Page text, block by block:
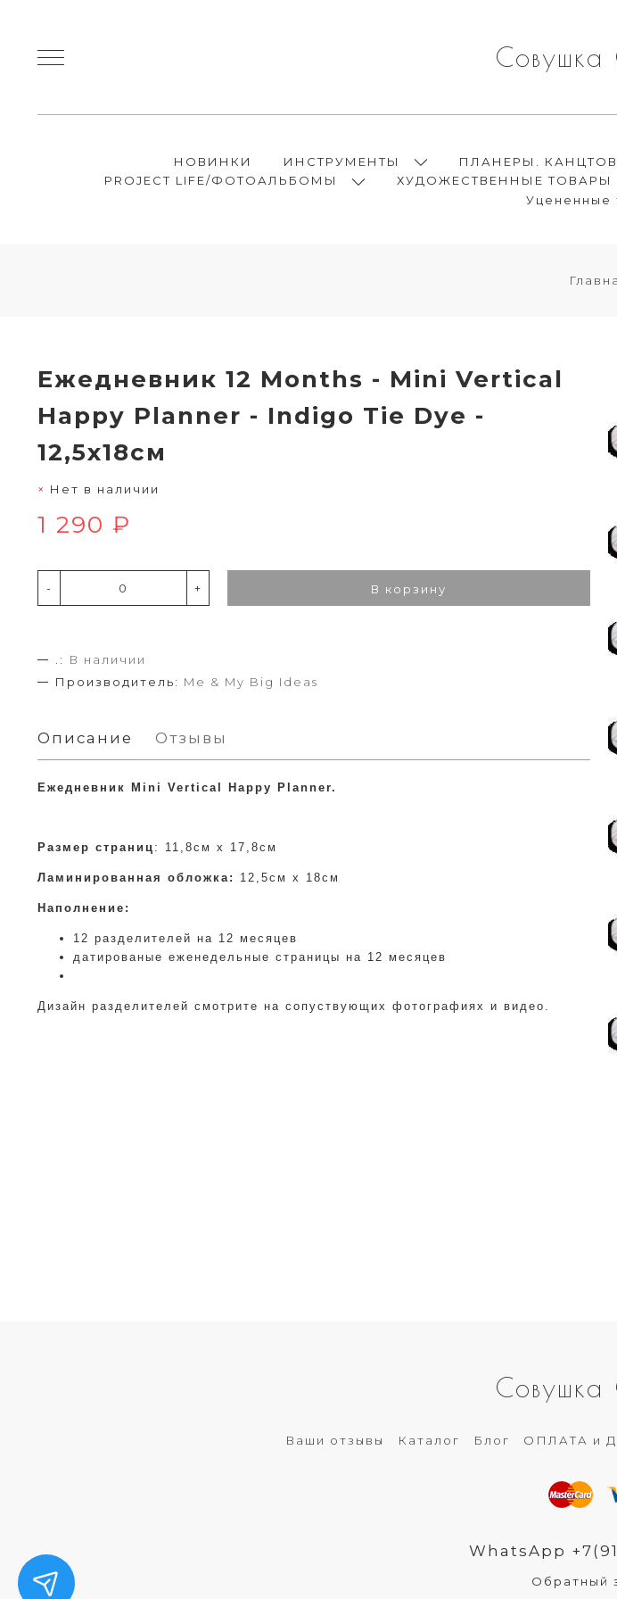
Совушка
НОВИНКИ ИНСТРУМЕНТЫ ПЛАНЕРЫ.
PROJECT LIFE/ФОТОАЛЬБОМЫ
ХУДОЖЕСТВЕННЫЕ ТОВАРЫ
Уцененные
Ежедневник 12 Months - Mini Vertical
Happy Planner - Indigo Tie Dye -
12,5х18см
Нет в наличии
1 290 ₽
- + В корзину
.:
В наличии
Производитель: Me & My Big Ideas
Описание Отзывы
Ежедневник Mini Vertical Happy Planner.
Размер страниц : 11,8см х 17,8см
Ламинированная обложка: 12,5см х 18см
Наполнение:
12 разделителей на 12 месяцев
датированые еженедельные страницы на 12 месяцев
Дизайн разделителей смотрите на сопуствующих фотографиях и видео.
Совушка
Ваши отзывы Каталог Блог ОПЛАТА и
WhatsApp
Обратный